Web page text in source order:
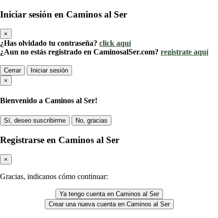
Iniciar sesión en Caminos al Ser
×
¿Has olvidado tu contraseña? click aquí
¿Aun no estás registrado en CaminosalSer.com? registrate aquí
Cerrar
Iniciar sesión
×
Bienvenido a Caminos al Ser!
Sí, deseo suscribirme No, gracias
Registrarse en Caminos al Ser
×
Gracias, indicanos cómo continuar:
Ya tengo cuenta en Caminos al Ser
Crear una nueva cuenta en Caminos al Ser